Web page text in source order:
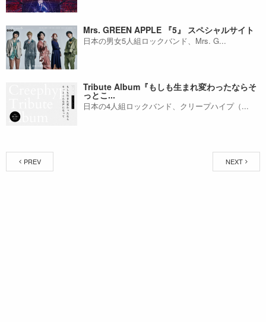
Mrs. GREEN APPLE 『5』 スペシャルサイト
日本の男女5人組ロックバンド、Mrs. G...
Tribute Album『もしも生まれ変わったならそ
っとこ...
日本の4人組ロックバンド、クリープハイプ（...
PREV NEXT